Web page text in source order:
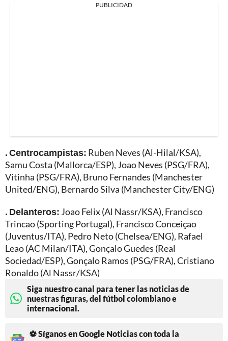
PUBLICIDAD
. Centrocampistas: Ruben Neves (Al-Hilal/KSA),
Samu Costa (Mallorca/ESP), Joao Neves (PSG/FRA),
Vitinha (PSG/FRA), Bruno Fernandes (Manchester
United/ENG), Bernardo Silva (Manchester City/ENG)
. Delanteros: Joao Felix (Al Nassr/KSA), Francisco
Trincao (Sporting Portugal), Francisco Conceiçao
(Juventus/ITA), Pedro Neto (Chelsea/ENG), Rafael
Leao (AC Milan/ITA), Gonçalo Guedes (Real
Sociedad/ESP), Gonçalo Ramos (PSG/FRA), Cristiano
Ronaldo (Al Nassr/KSA)
Siga nuestro canal para tener las noticias de
nuestras figuras, del fútbol colombiano e
internacional.
⚽ Síganos en Google Noticias con toda la